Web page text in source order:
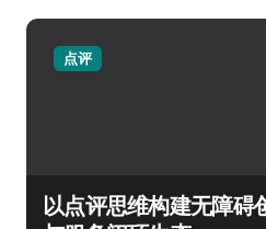
点评
以点评思维构建无障碍